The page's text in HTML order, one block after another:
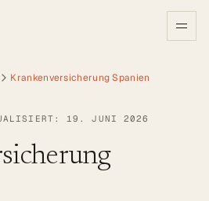
Krankenversicherung Spanien
19. JUNI 2026